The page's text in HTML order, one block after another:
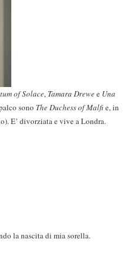
of Solace, Tamara Drewee Una
sono The Duchess of Malfi e, in
E’ divorziata e vive a Londra.
la nascita di mia sorella.